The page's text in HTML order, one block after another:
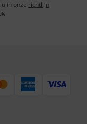
in onze richtlijn
.